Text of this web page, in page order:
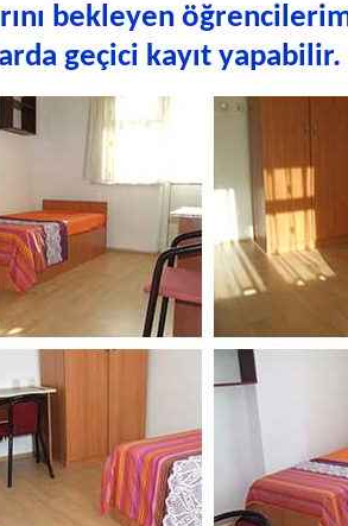
bekleyen
geçici kayıt yapabilir.